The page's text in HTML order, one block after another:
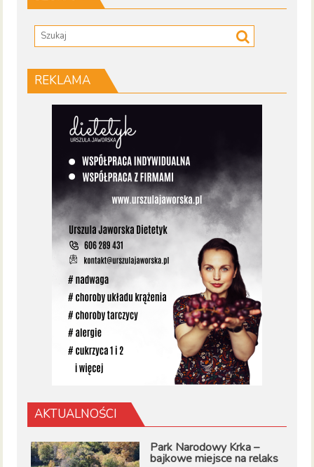
REKLAMA
AKTUALNOŚCI
Park Narodowy Krka –
bajkowe miejsce na relaks